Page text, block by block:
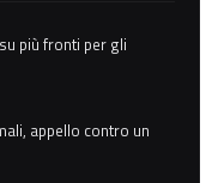
più fronti per gli
appello contro un